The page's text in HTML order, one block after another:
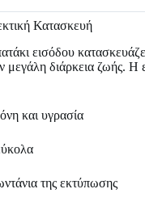
Κατασκευή
εισόδου
μεγάλη διάρκεια ζωής. Η
και υγρασία
της εκτύπωσης